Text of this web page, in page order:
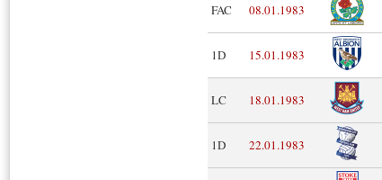
FAC 08.01.1983
1D 15.01.1983
LC 18.01.1983
1D 22.01.1983